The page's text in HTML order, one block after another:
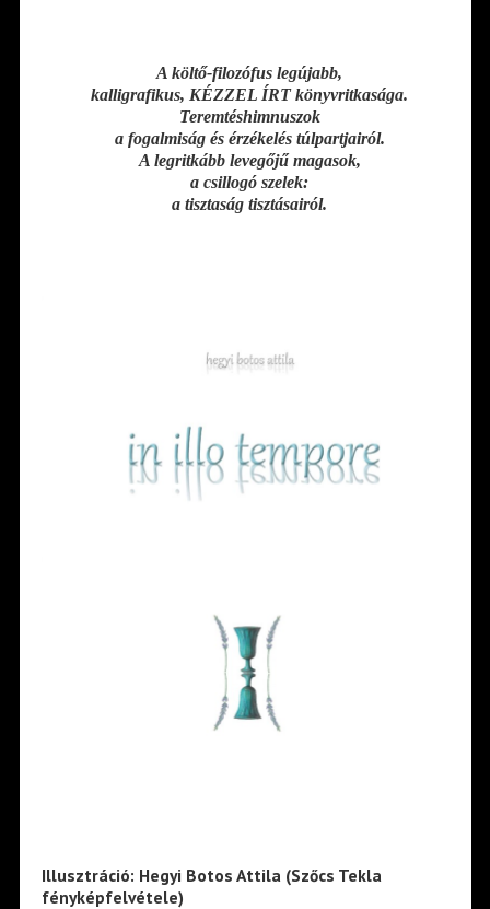
A költő-filozófus legújabb,
kalligrafikus, KÉZZEL ÍRT könyvritkasága.
Teremtéshimnuszok
a fogalmiság és érzékelés túlpartjairól.
A legritkább levegőjű magasok,
a csillogó szelek:
a tisztaság tisztásairól.
Illusztráció: Hegyi Botos Attila (Szőcs Tekla
fényképfelvétele)